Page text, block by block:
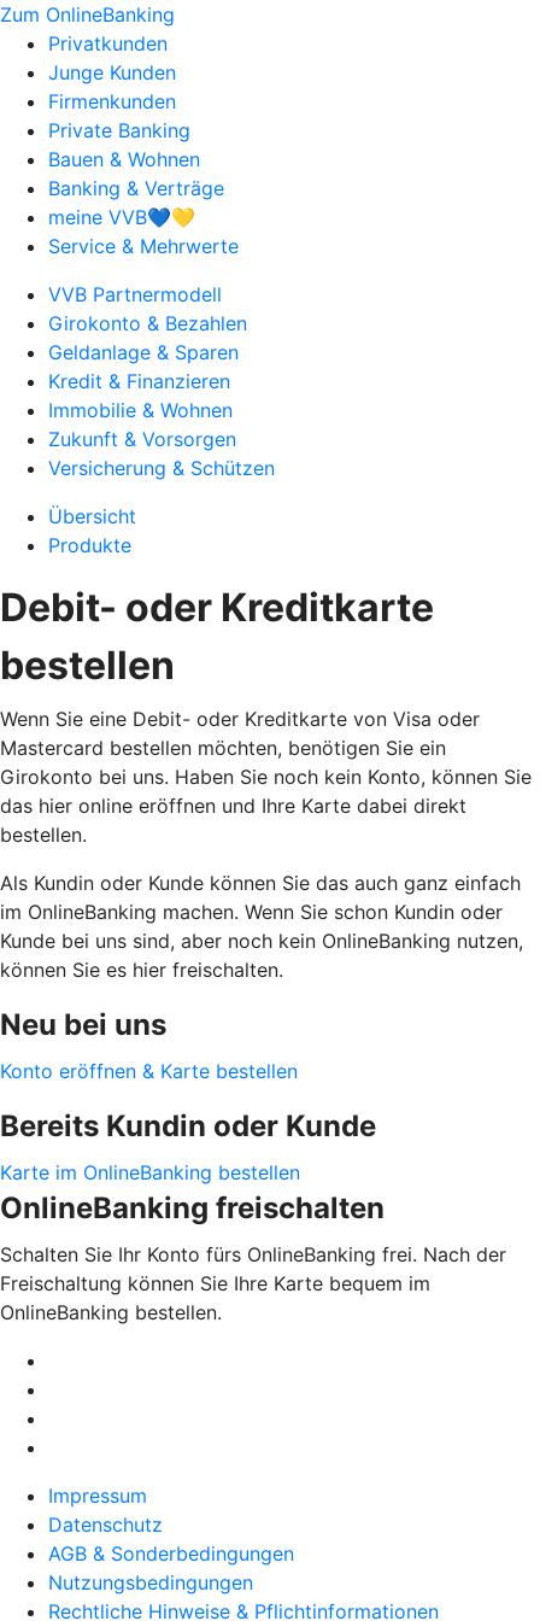
Zum OnlineBanking
Privatkunden
Junge Kunden
Firmenkunden
Private Banking
Bauen & Wohnen
Banking & Verträge
meine VVB💙💛
Service & Mehrwerte
VVB Partnermodell
Girokonto & Bezahlen
Geldanlage & Sparen
Kredit & Finanzieren
Immobilie & Wohnen
Zukunft & Vorsorgen
Versicherung & Schützen
Übersicht
Produkte
Debit- oder Kreditkarte
bestellen
Wenn Sie eine Debit- oder Kreditkarte von Visa oder
Mastercard bestellen möchten, benötigen Sie ein
Girokonto bei uns. Haben Sie noch kein Konto, können Sie
das hier online eröffnen und Ihre Karte dabei direkt
bestellen.
Als Kundin oder Kunde können Sie das auch ganz einfach
im OnlineBanking machen. Wenn Sie schon Kundin oder
Kunde bei uns sind, aber noch kein OnlineBanking nutzen,
können Sie es hier freischalten.
Neu bei uns
Konto eröffnen & Karte bestellen
Bereits Kundin oder Kunde
Karte im OnlineBanking bestellen
OnlineBanking freischalten
Schalten Sie Ihr Konto fürs OnlineBanking frei. Nach der
Freischaltung können Sie Ihre Karte bequem im
OnlineBanking bestellen.
Impressum
Datenschutz
AGB & Sonderbedingungen
Nutzungsbedingungen
Rechtliche Hinweise & Pflichtinformationen